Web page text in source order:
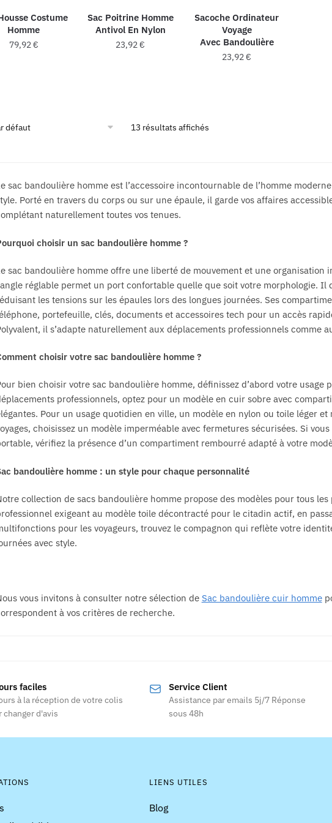
choisies
sur
la
sur
la
page
Costume
Homme
79,92€
Sac Poitrine Homme
Antivol En Nylon
23,92€
variations.
être
choisies
sur
la
du
produit
Sacoche Ordinateur
Voyage
Avec Bandoulière
23,92€
peuvent
être
du
produit
13 résultats affichés
sac bandoulière homme est l’accessoire incontournable de l’homme
Porté en travers du corps ou sur une épaule, il garde vos affaires
naturellement toutes vos tenues.
choisir un sac bandoulière homme ?
sac bandoulière homme offre une liberté de mouvement et une organisation
réglable permet un port confortable quelle que soit votre morphologie.
les tensions sur les épaules lors des longues journées. Ses
portefeuille, clés, documents et accessoires tech pour un accès
il s’adapte naturellement aux déplacements professionnels comme
choisir votre sac bandoulière homme ?
bien choisir votre sac bandoulière homme, définissez d’abord votre usage
professionnels, optez pour un modèle en cuir sobre avec
Pour un usage quotidien en ville, un modèle en nylon ou toile léger
choisissez un modèle imperméable avec fermetures sécurisées. Si
vérifiez la présence d’un compartiment rembourré adapté à votre
bandoulière homme : un style pour chaque personnalité
collection de sacs bandoulière homme propose des modèles pour tous
exigeant au modèle toile décontracté pour le citadin actif, en
pour les voyageurs, trouvez le compagnon qui reflète votre
avec style.
vous invitons à consulter notre sélection de Sac bandoulière cuir homme
à vos critères de recherche.
faciles
à la réception de votre colis
changer d'avis
Service Client
Assistance par emails 5j/7 Réponse
sous 48h
LIENS UTILES
Blog